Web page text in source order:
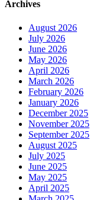
Archives
August 2026
July 2026
June 2026
May 2026
April 2026
March 2026
February 2026
January 2026
December 2025
November 2025
September 2025
August 2025
July 2025
June 2025
May 2025
April 2025